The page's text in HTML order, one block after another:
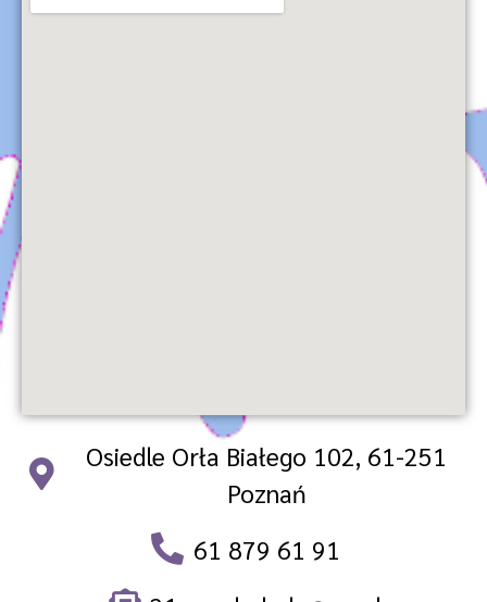
Osiedle Orła Białego 102, 61-251
Poznań
61 879 61 91